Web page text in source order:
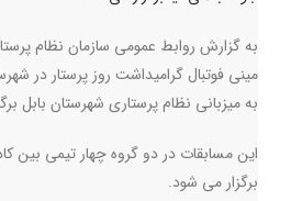
به گزارش روابط عمومی سازمان نظام
به میزبانی نظام پرستاری شهرستان بابل
این مسابقات در دو گروه چهار تیمی بین
برگزار می شود.